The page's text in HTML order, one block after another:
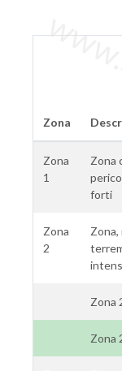
Zona
Zona
1
Zona
forti
Zona
2
Zona,
Zona
Zona